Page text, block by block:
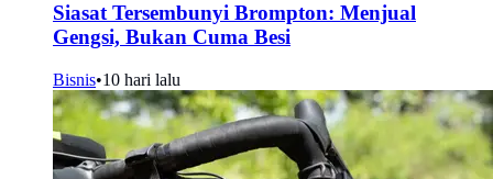
Siasat Tersembunyi Brompton: Menjual
Gengsi, Bukan Cuma Besi
Bisnis•10 hari lalu